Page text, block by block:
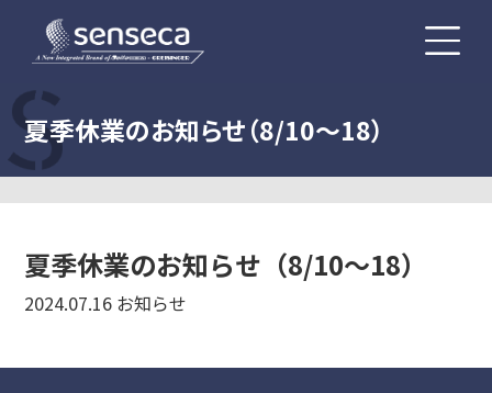
夏季休業のお知らせ（8/10～18）
夏季休業のお知らせ（8/10～18）
2024.07.16 お知らせ